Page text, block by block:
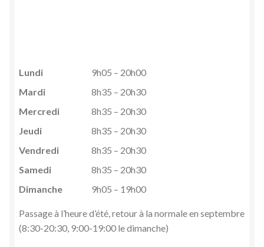
Panier
Mon compte
Lundi
9h05 – 20h00
Mardi
8h35 – 20h30
Mercredi
8h35 – 20h30
Jeudi
8h35 – 20h30
Vendredi
8h35 – 20h30
Samedi
8h35 – 20h30
Dimanche
9h05 – 19h00
Passage à l’heure d’été, retour à la normale en septembre
(8:30-20:30, 9:00-19:00 le dimanche)